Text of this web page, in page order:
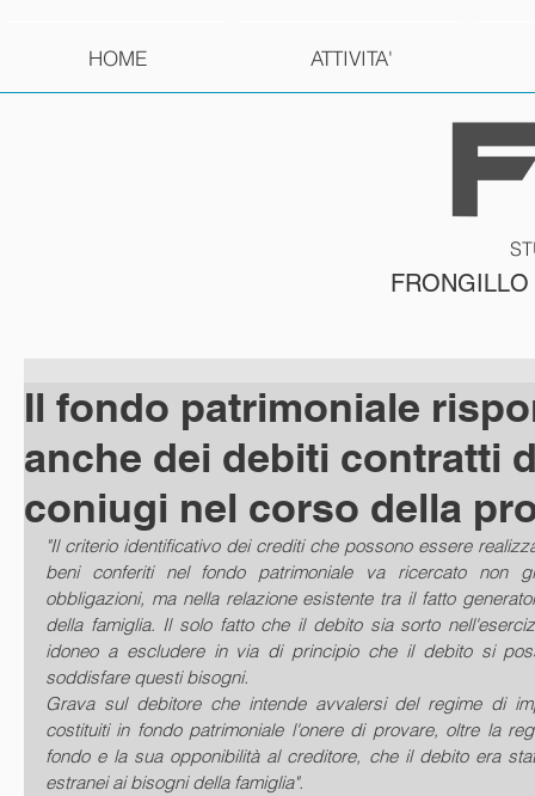
HOME ATTIVITA'
Il fondo patrimoniale
anche dei debiti contratti
coniugi nel corso della
"Il criterio identificativo dei crediti che possono essere
beni conferiti nel fondo patrimoniale va ricercato non
obbligazioni, ma nella relazione esistente tra il fatto
della famiglia. Il solo fatto che il debito sia sorto
idoneo a escludere in via di principio che il debito si
soddisfare questi bisogni.
Grava sul debitore che intende avvalersi del regime di
costituiti in fondo patrimoniale l'onere di provare, oltre la
fondo e la sua opponibilità al creditore, che il debito era
estranei ai bisogni della famiglia".